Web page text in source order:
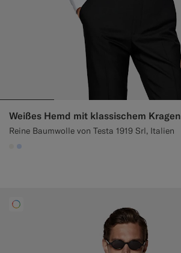
Weißes Hemd mit klassischem Kragen
Reine Baumwolle von Testa 1919 Srl, Italien
#F1EFE8
#CCDCF9